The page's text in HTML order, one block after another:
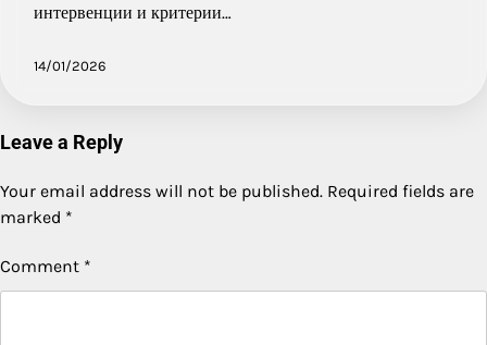
интервенции и критерии…
14/01/2026
Leave a Reply
Your email address will not be published. Required fields are
marked *
Comment *